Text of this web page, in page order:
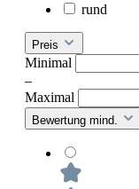
rund
Preis
Minimal
–
Maximal
Bewertung mind.